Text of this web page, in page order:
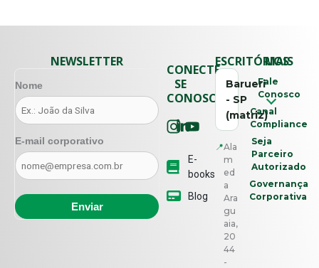
CONECTE-
SE
CONOSCO
E-
books
Blog
ESCRITÓRIOS
Barueri
- SP
(matriz)
📍Ala
m
ed
a
Ara
gu
aia,
20
44
-
MAIS
Fale
Conosco
Canal
Compliance
Seja
Parceiro
Autorizado
Governança
Corporativa
NEWSLETTER
Nome
E-mail corporativo